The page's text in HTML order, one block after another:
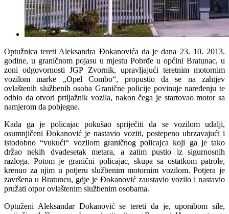
Optužnica tereti Aleksandra Đokanovića da je dana 23. 10. 2013.
godine, u graničnom pojasu u mjestu Pobrđe u općini Bratunac, u
zoni odgovornosti JGP Zvornik, upravljajući teretnim motornim
vozilom marke „Opel Combo“, propustio da se na zahtjev
ovlaštenih službenih osoba Granične policije povinuje naređenju te
odbio da otvori prtljažnik vozila, nakon čega je startovao motor sa
namjerom da pobjegne.
Kada ga je policajac pokušao spriječiti da se vozilom udalji,
osumnjičeni Đokanović je nastavio voziti, postepeno ubrzavajući i
istodobno “vukući“ vozilom graničnog policajca koji ga je tako
držao nekih dvadesetak metara, a zatim pustio iz sigurnosnih
razloga. Potom je granični policajac, skupa sa ostatkom patrole,
krenuo za njim u potjeru službenim motornim vozilom. Potjera je
završena u Bratuncu, gdje je Đokanović zaustavio vozilo i nastavio
pružati otpor ovlaštenim službenim osobama.
Optuženi Aleksandar Đokanović se tereti da je, uporabom sile,